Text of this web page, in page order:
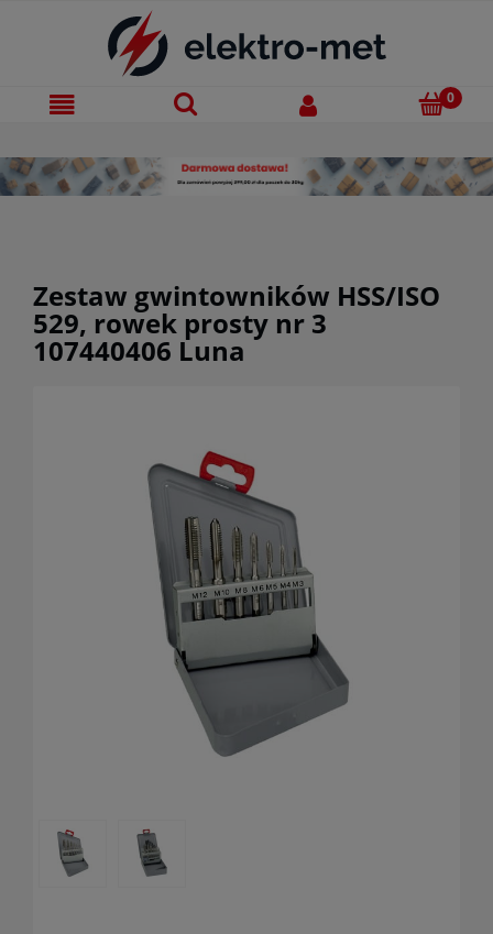
Zestaw gwintowników HSS/ISO
529, rowek prosty nr 3
107440406 Luna